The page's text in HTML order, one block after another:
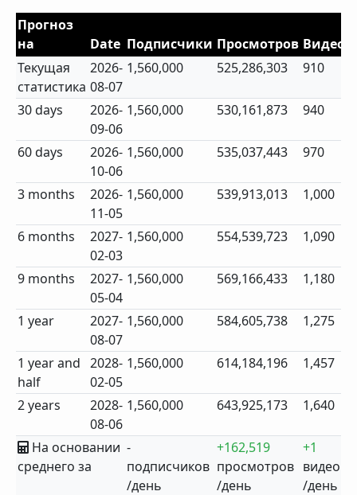
Прогноз
на
Date Подписчики Просмотров Видео
Текущая
статистика
2026-
08-07
1,560,000 525,286,303 910
30 days
2026-
09-06
1,560,000 530,161,873 940
60 days
2026-
10-06
1,560,000 535,037,443 970
3 months
2026-
11-05
1,560,000 539,913,013 1,000
6 months
2027-
02-03
1,560,000 554,539,723 1,090
9 months
2027-
05-04
1,560,000 569,166,433 1,180
1 year
2027-
08-07
1,560,000 584,605,738 1,275
1 year and
half
2028-
02-05
1,560,000 614,184,196 1,457
2 years
2028-
08-06
1,560,000 643,925,173 1,640
На основании
среднего за
-
подписчиков
/день
+162,519
просмотров
/день
+1
видео
/день